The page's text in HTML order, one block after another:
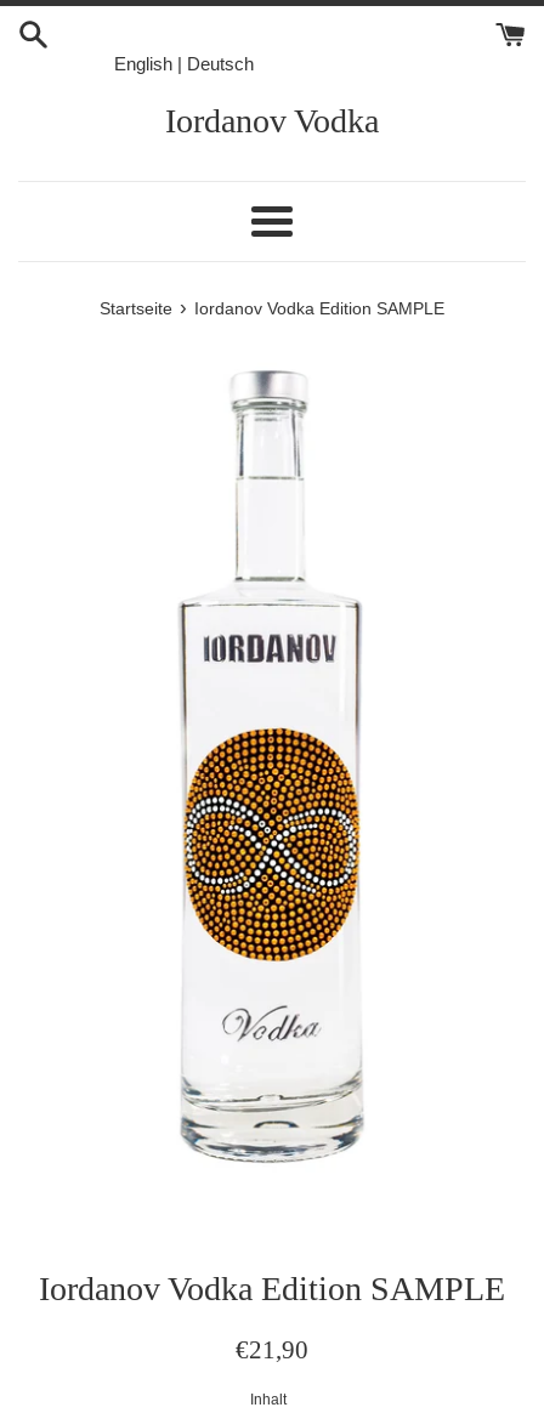
Direkt
zum
English | Deutsch
Iordanov Vodka
Menü
Startseite › Iordanov Vodka Edition SAMPLE
Iordanov Vodka Edition SAMPLE
Normaler
€21,90
Inhalt